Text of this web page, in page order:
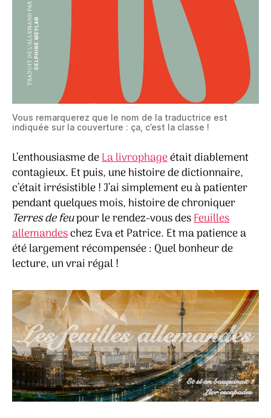
Vous remarquerez que le nom de la traductrice est
indiquée sur la couverture : ça, c’est la classe !
L’enthousiasme deLa livrophageétait diablement
contagieux. Et puis, une histoire de dictionnaire,
c’était irrésistible ! J’ai simplement eu à patienter
pendant quelques mois, histoire de chroniquer
Terres de feupour le rendez-vous desFeuilles
allemandeschez Eva et Patrice. Et ma patience a
été largement récompensée : Quel bonheur de
lecture, un vrai régal !